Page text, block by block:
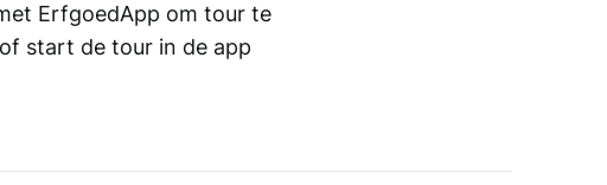
ErfgoedApp om tour te
start de tour in de app